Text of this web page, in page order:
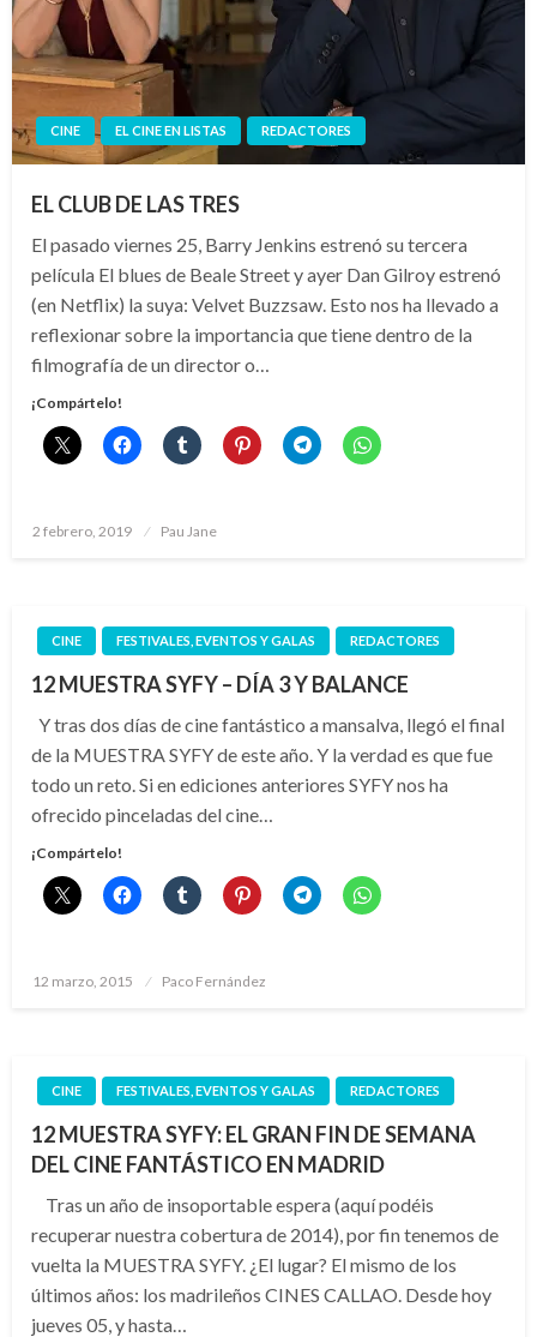
CINE EL CINE EN LISTAS REDACTORES
EL CLUB DE LAS TRES
El pasado viernes 25, Barry Jenkins estrenó su tercera
película El blues de Beale Street y ayer Dan Gilroy estrenó
(en Netflix) la suya: Velvet Buzzsaw. Esto nos ha llevado a
reflexionar sobre la importancia que tiene dentro de la
filmografía de un director o…
¡Compártelo!
Publicado
2 febrero, 2019 Pau Jane
CINE FESTIVALES, EVENTOS Y GALAS REDACTORES
12 MUESTRA SYFY – DÍA 3 Y BALANCE
Y tras dos días de cine fantástico a mansalva, llegó el final
de la MUESTRA SYFY de este año. Y la verdad es que fue
todo un reto. Si en ediciones anteriores SYFY nos ha
ofrecido pinceladas del cine…
¡Compártelo!
Publicado
12 marzo, 2015 Paco Fernández
CINE FESTIVALES, EVENTOS Y GALAS REDACTORES
12 MUESTRA SYFY: EL GRAN FIN DE SEMANA
DEL CINE FANTÁSTICO EN MADRID
Tras un año de insoportable espera (aquí podéis
recuperar nuestra cobertura de 2014), por fin tenemos de
vuelta la MUESTRA SYFY. ¿El lugar? El mismo de los
últimos años: los madrileños CINES CALLAO. Desde hoy
jueves 05, y hasta…